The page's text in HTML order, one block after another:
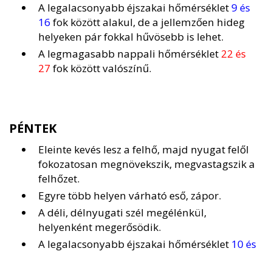
A legalacsonyabb éjszakai hőmérséklet9 és
16 fok között alakul, de a jellemzően hideg
helyeken pár fokkal hűvösebb is lehet.
A legmagasabb nappali hőmérséklet 22 és
27 fok között valószínű.
PÉNTEK
Eleinte kevés lesz a felhő, majd nyugat felől
fokozatosan megnövekszik, megvastagszik a
felhőzet.
Egyre több helyen várható eső, zápor.
A déli, délnyugati szél megélénkül,
helyenként megerősödik.
A legalacsonyabb éjszakai hőmérséklet 10 és